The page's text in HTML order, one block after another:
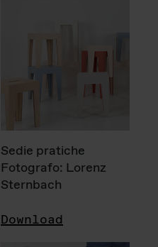
Sedie pratiche
Fotografo: Lorenz
Sternbach
Download